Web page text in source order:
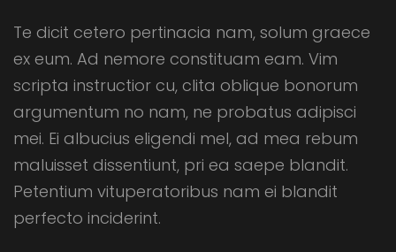
Te dicit cetero pertinacia nam, solum graece
ex eum. Ad nemore constituam eam. Vim
scripta instructior cu, clita oblique bonorum
argumentum no nam, ne probatus adipisci
mei. Ei albucius eligendi mel, ad mea rebum
maluisset dissentiunt, pri ea saepe blandit.
Petentium vituperatoribus nam ei blandit
perfecto inciderint.